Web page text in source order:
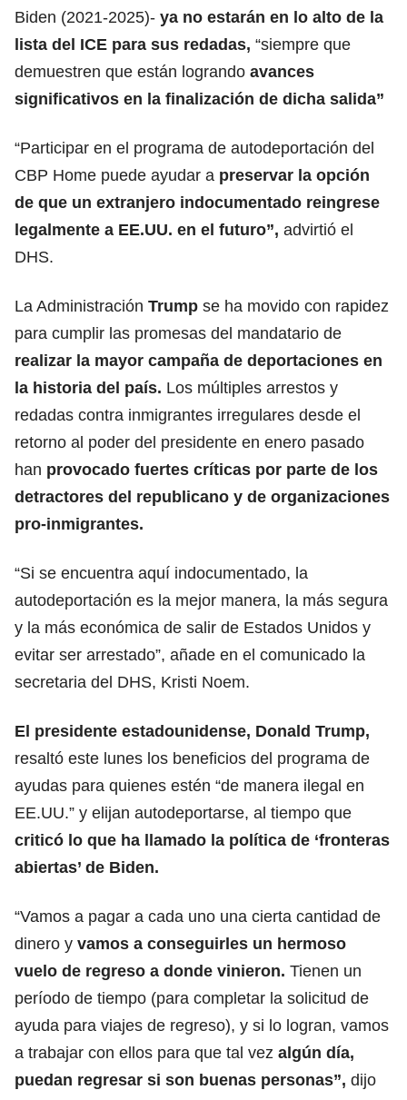
Biden (2021-2025)- ya no estarán en lo alto de la
lista del ICE para sus redadas, “siempre que
demuestren que están logrando avances
significativos en la finalización de dicha salida”
“Participar en el programa de autodeportación del
CBP Home puede ayudar a preservar la opción
de que un extranjero indocumentado reingrese
legalmente a EE.UU. en el futuro”, advirtió el
DHS.
La Administración Trump se ha movido con rapidez
para cumplir las promesas del mandatario de
realizar la mayor campaña de deportaciones en
la historia del país. Los múltiples arrestos y
redadas contra inmigrantes irregulares desde el
retorno al poder del presidente en enero pasado
han provocado fuertes críticas por parte de los
detractores del republicano y de organizaciones
pro-inmigrantes.
“Si se encuentra aquí indocumentado, la
autodeportación es la mejor manera, la más segura
y la más económica de salir de Estados Unidos y
evitar ser arrestado”, añade en el comunicado la
secretaria del DHS, Kristi Noem.
El presidente estadounidense, Donald Trump,
resaltó este lunes los beneficios del programa de
ayudas para quienes estén “de manera ilegal en
EE.UU.” y elijan autodeportarse, al tiempo que
criticó lo que ha llamado la política de ‘fronteras
abiertas’ de Biden.
“Vamos a pagar a cada uno una cierta cantidad de
dinero y vamos a conseguirles un hermoso
vuelo de regreso a donde vinieron. Tienen un
período de tiempo (para completar la solicitud de
ayuda para viajes de regreso), y si lo logran, vamos
a trabajar con ellos para que tal vez algún día,
puedan regresar si son buenas personas”, dijo